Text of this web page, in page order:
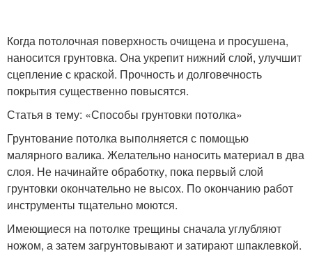
Когда потолочная поверхность очищена и просушена,
наносится грунтовка. Она укрепит нижний слой, улучшит
сцепление с краской. Прочность и долговечность
покрытия существенно повысятся.
Статья в тему: «Способы грунтовки потолка»
Грунтование потолка выполняется с помощью
малярного валика. Желательно наносить материал в два
слоя. Не начинайте обработку, пока первый слой
грунтовки окончательно не высох. По окончанию работ
инструменты тщательно моются.
Имеющиеся на потолке трещины сначала углубляют
ножом, а затем загрунтовывают и затирают шпаклевкой.